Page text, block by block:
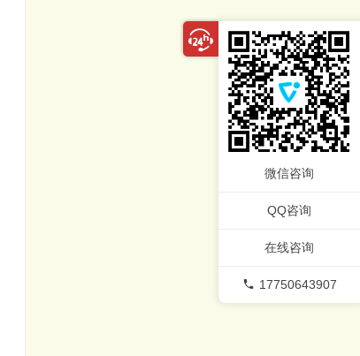
微信咨询
QQ咨询
在线咨询
17750643907